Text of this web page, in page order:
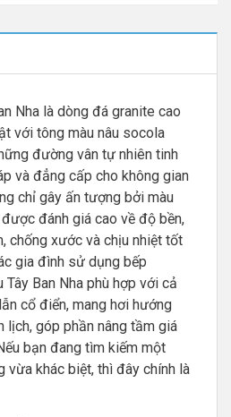
Nha là dòng đá granite cao
với tông màu nâu socola
đường vân tự nhiên tinh
và đẳng cấp cho không gian
chỉ gây ấn tượng bởi màu
đánh giá cao về độ bền,
chống xước và chịu nhiệt tốt
gia đình sử dụng bếp
Ban Nha phù hợp với cả
cổ điển, mang hơi hướng
lịch, góp phần nâng tầm giá
bạn đang tìm kiếm một
vừa khác biệt, thì đây chính là